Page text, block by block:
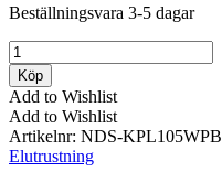
Beställningsvara 3-5 dagar
Lightsolar
kit
105W
Svart
MPPT
mängd
Köp
Add to Wishlist
Add to Wishlist
Artikelnr: NDS-KPL105WPB
Elutrustning